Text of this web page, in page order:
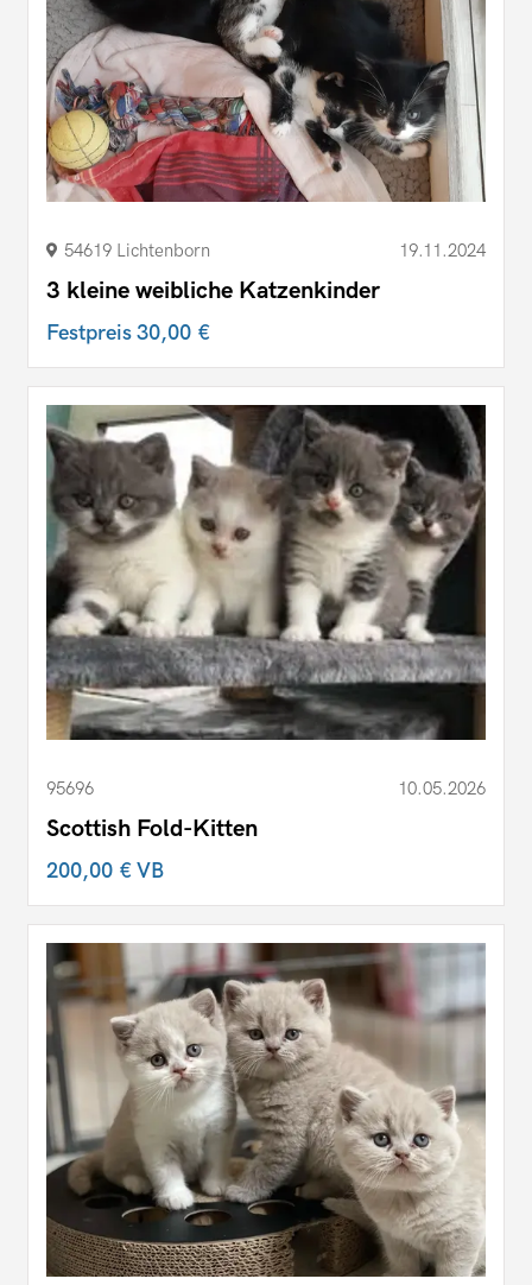
54619 Lichtenborn 19.11.2024
3 kleine weibliche Katzenkinder
Festpreis30,00 €
95696 10.05.2026
Scottish Fold-Kitten
200,00 €VB